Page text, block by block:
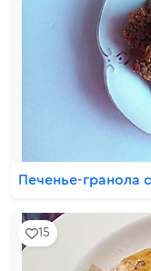
Печенье-гранола
15